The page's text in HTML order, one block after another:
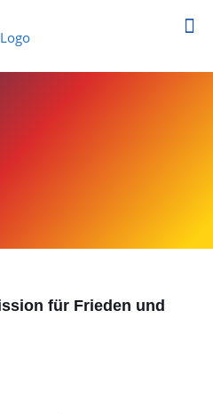
für Frieden und